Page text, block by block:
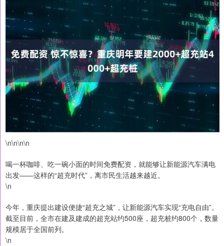
\n\n\n\n
喝一杯咖啡、吃一碗小面的时间免费配资，就能够让新能源汽车满电
出发——这样的“超充时代”，离市民生活越来越近。
\n
今年，重庆提出建设便捷“超充之城”，让新能源汽车实现“充电自由”。
截至目前，全市在建及建成的超充站约500座，超充桩约800个，数量
规模居于全国前列。
\n